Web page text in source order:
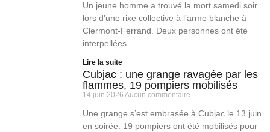
Un jeune homme a trouvé la mort samedi soir
lors d’une rixe collective à l’arme blanche à
Clermont-Ferrand. Deux personnes ont été
interpellées.
Lire la suite
Cubjac : une grange ravagée par les
flammes, 19 pompiers mobilisés
14 juin 2026 Aucun commentaire
Une grange s’est embrasée à Cubjac le 13 juin
en soirée. 19 pompiers ont été mobilisés pour